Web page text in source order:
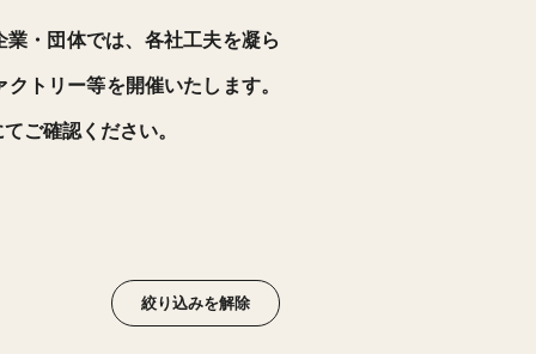
・団体では、各社工夫を凝ら
トリー等を開催いたします。
ご確認ください。
絞り込みを解除